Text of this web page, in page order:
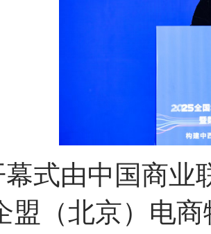
幕式由中国商业
盟（北京）电